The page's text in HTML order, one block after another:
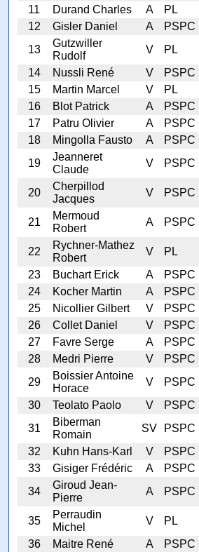
11
Durand Charles A PL
12
Gisler Daniel A PSPC
13
Gutzwiller
Rudolf
V PL
14
Nussli René V PSPC
15
Martin Marcel V PL
16
Blot Patrick A PSPC
17
Patru Olivier A PSPC
18
Mingolla Fausto A PSPC
19
Jeanneret
Claude
V PSPC
20
Cherpillod
Jacques
V PSPC
21
Mermoud
Robert
A PSPC
22
Rychner-Mathez
Robert
V PL
23
Buchart Erick A PSPC
24
Kocher Martin A PSPC
25
Nicollier Gilbert V PSPC
26
Collet Daniel V PSPC
27
Favre Serge A PSPC
28
Medri Pierre V PSPC
29
Boissier Antoine
Horace
V PSPC
30
Teolato Paolo V PSPC
31
Biberman
Romain
SV PSPC
32
Kuhn Hans-Karl V PSPC
33
Gisiger Frédéric A PSPC
34
Giroud Jean-
Pierre
A PSPC
35
Perraudin
Michel
V PL
36
Maitre René A PSPC